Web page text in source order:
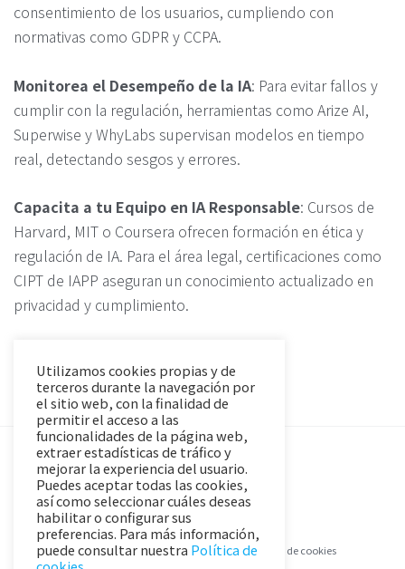
consentimiento de los usuarios, cumpliendo con
normativas como GDPR y CCPA.
Monitorea el Desempeño de la IA: Para evitar fallos y
cumplir con la regulación, herramientas como Arize AI,
Superwise y WhyLabs supervisan modelos en tiempo
real, detectando sesgos y errores.
Capacita a tu Equipo en IA Responsable: Cursos de
Harvard, MIT o Coursera ofrecen formación en ética y
regulación de IA. Para el área legal, certificaciones como
CIPT de IAPP aseguran un conocimiento actualizado en
privacidad y cumplimiento.
Aviso Legal y Política de Privacidad Política de cookies
Utilizamos cookies propias y de
terceros durante la navegación por
el sitio web, con la finalidad de
permitir el acceso a las
funcionalidades de la página web,
extraer estadísticas de tráfico y
mejorar la experiencia del usuario.
Puedes aceptar todas las cookies,
así como seleccionar cuáles deseas
habilitar o configurar sus
preferencias. Para más información,
puede consultar nuestra Política de